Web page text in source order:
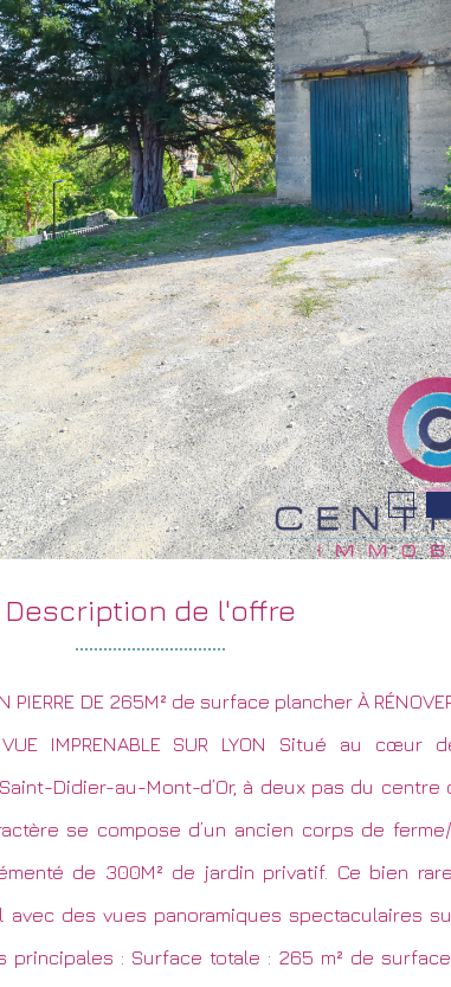
description de l'offre
PIERRE DE 265M² de surface plancher À
VUE IMPRENABLE SUR LYON Situé au
Didier-au-Mont-d’Or, à deux pas du centre
se compose d’un ancien corps de ferme/
de 300M² de jardin privatif. Ce bien
avec des vues panoramiques spectaculaires
principales : Surface totale : 265 m² de